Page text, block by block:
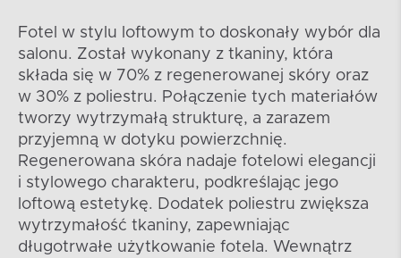
Fotel w stylu loftowym to doskonały wybór dla
salonu. Został wykonany z tkaniny, która
składa się w 70% z regenerowanej skóry oraz
w 30% z poliestru. Połączenie tych materiałów
tworzy wytrzymałą strukturę, a zarazem
przyjemną w dotyku powierzchnię.
Regenerowana skóra nadaje fotelowi elegancji
i stylowego charakteru, podkreślając jego
loftową estetykę. Dodatek poliestru zwiększa
wytrzymałość tkaniny, zapewniając
długotrwałe użytkowanie fotela. Wewnątrz